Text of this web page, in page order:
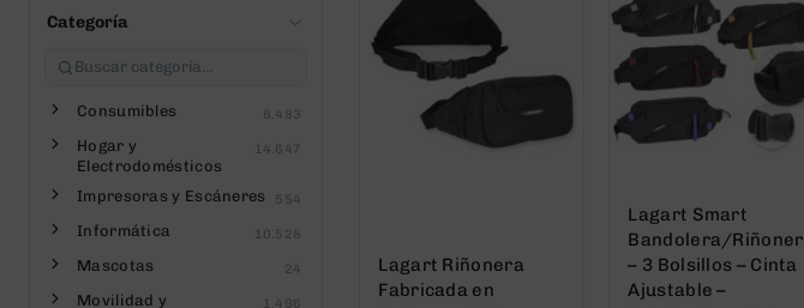
Lagart Riñonera
Fabricada en
Lagart Smart
Bandolera/
– 3 Bolsillos – Cinta
Ajustable –
Categoría
Consumibles 8.483
Hogar y
Electrodomésticos
14.647
Impresoras y Escáneres 554
Informática 10.528
Mascotas 24
Movilidad y
1.496